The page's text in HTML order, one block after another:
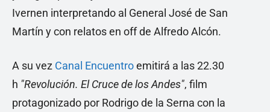
Ivernen interpretando al General José de San
Martín y con relatos en off de Alfredo Alcón.
A su vez Canal Encuentroemitirá a las 22.30
h "Revolución. El Cruce de los Andes", film
protagonizado por Rodrigo de la Serna con la